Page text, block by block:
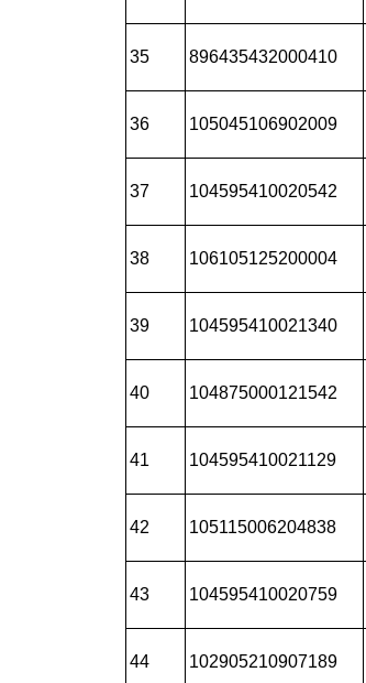
35 896435432000410
36 105045106902009
37 104595410020542
38 106105125200004
39 104595410021340
40 104875000121542
41 104595410021129
42 105115006204838
43 104595410020759
44 102905210907189